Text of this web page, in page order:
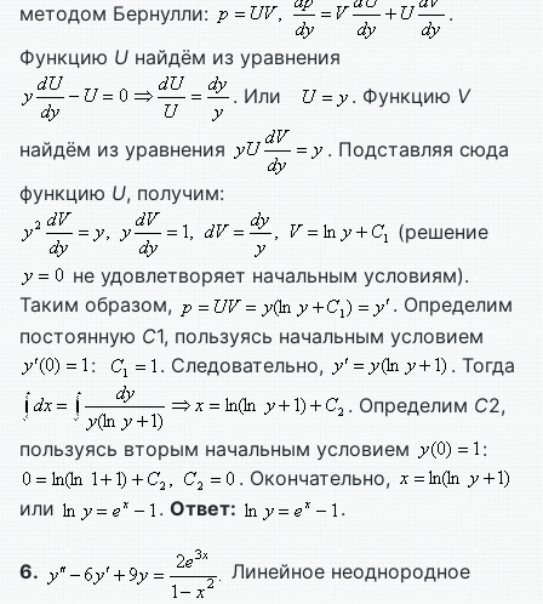
методом Бернулли:
.
Функцию U найдём из уравнения
. Или
. Функцию V
найдём из уравнения
. Подставляя сюда
функцию U, получим:
(решение
не удовлетворяет начальным условиям).
Таким образом,
. Определим
постоянную C1, пользуясь начальным условием
:
. Следовательно,
. Тогда
. Определим C2,
пользуясь вторым начальным условием
:
. Окончательно,
или
. Ответ: .
6.
Линейное неоднородное